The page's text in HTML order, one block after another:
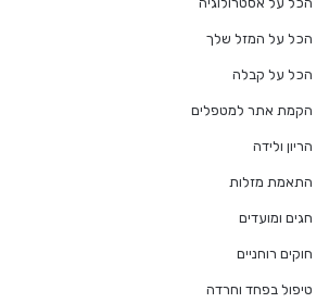
הכל על המזל שלך
הכל על קבלה
הקמת אתר למטפלים
הריון ולידה
התאמת מזלות
חגים ומועדים
חוקים רוחניים
טיפול בפחד וחרדה